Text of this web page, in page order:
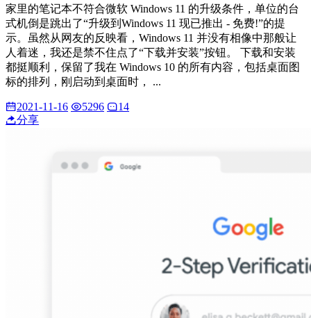
家里的笔记本不符合微软 Windows 11 的升级条件，单位的台
式机倒是跳出了“升级到Windows 11 现已推出 - 免费!”的提
示。虽然从网友的反映看，Windows 11 并没有相像中那般让
人着迷，我还是禁不住点了“下载并安装”按钮。 下载和安装
都挺顺利，保留了我在 Windows 10 的所有内容，包括桌面图
标的排列，刚启动到桌面时， ...
2021-11-16 5296
14
分享